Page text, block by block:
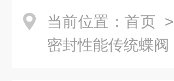
当前位置： 首页 >
密封性能传统蝶阀